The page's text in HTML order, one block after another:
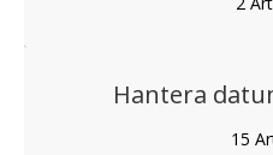
Hantera
15